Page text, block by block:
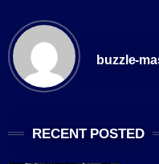
buzzle-
RECENT POSTED